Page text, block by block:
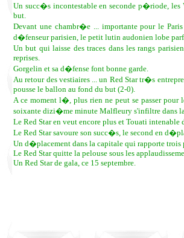
Un succ�s incontestable en seconde p�riode,
but.
Devant une chambr�e ... importante pour le
d�fenseur parisien, le petit lutin audonien lobe
Un but qui laisse des traces dans les rangs
reprises.
Gorgelin et sa d�fense font bonne garde.
Au retour des vestiaires ... un Red Star tr�s
pousse le ballon au fond du but (2-0).
A ce moment l�, plus rien ne peut se passer
soixante dizi�me minute Malfleury s'infiltre dans
Le Red Star en veut encore plus et Touati
Le Red Star savoure son succ�s, le second en
Un d�placement dans la capitale qui rapporte
Le Red Star quitte la pelouse sous les
Un Red Star de gala, ce 15 septembre.